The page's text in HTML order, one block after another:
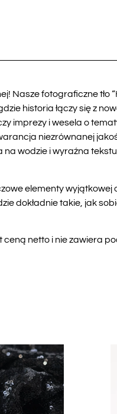
Nasze fotograficzne tło
historia łączy się z
imprezy i wesela o
niezrównanej
na wodzie i wyraźna
elementy wyjątkowej
dokładnie takie, jak
ceną netto i nie zawiera